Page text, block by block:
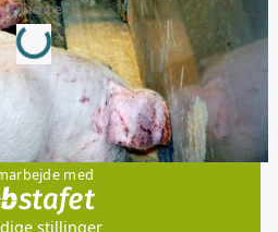
Annonce
med
stillinger